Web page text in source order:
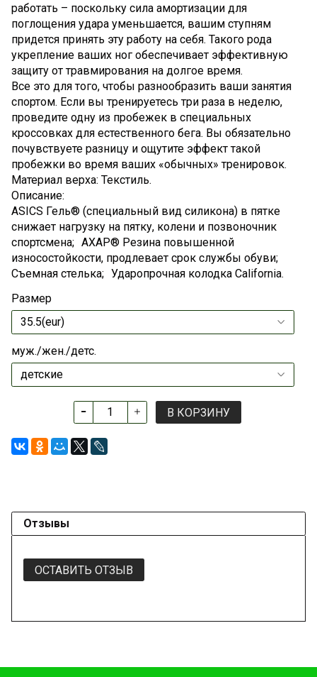
работать – поскольку сила амортизации для
поглощения удара уменьшается, вашим ступням
придется принять эту работу на себя. Такого рода
укрепление ваших ног обеспечивает эффективную
защиту от травмирования на долгое время.
Все это для того, чтобы разнообразить ваши занятия
спортом. Если вы тренируетесь три раза в неделю,
проведите одну из пробежек в специальных
кроссовках для естественного бега. Вы обязательно
почувствуете разницу и ощутите эффект такой
пробежки во время ваших «обычных» тренировок.
Материал верха: Текстиль.
Описание:
ASICS Гель® (специальный вид силикона) в пятке
снижает нагрузку на пятку, колени и позвоночник
спортсмена; АХАР® Резина повышенной
износостойкости, продлевает срок службы обуви;
Съемная стелька; Ударопрочная колодка California.
Размер
муж./жен./детс.
В КОРЗИНУ
Отзывы
ОСТАВИТЬ ОТЗЫВ